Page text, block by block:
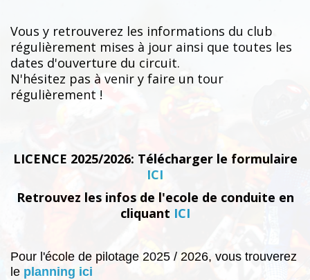
Vous y retrouverez les informations du club
régulièrement mises à jour ainsi que toutes les
dates d'ouverture du circuit.
N'hésitez pas à venir y faire un tour
régulièrement !
LICENCE 2025/2026: Télécharger le formulaire
ICI
Retrouvez les infos de l'ecole de conduite en
cliquant ICI
Pour l'école de pilotage 2025 / 2026, vous trouverez
le planning ici